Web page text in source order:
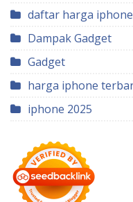
daftar harga iphone
Dampak Gadget
Gadget
harga iphone
iphone 2025